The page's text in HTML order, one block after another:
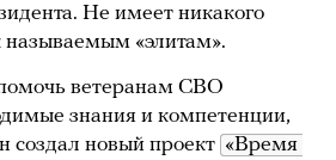
Не имеет никакого
называемым «элитам».
ветеранам СВО
знания и компетенции,
создал новый проект «Время